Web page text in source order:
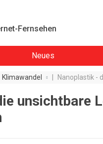
Fernsehen
Neues
Klimawandel Nanoplastik -
unsichtbare